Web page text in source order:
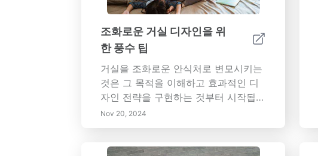
심이 있는 누구에게나 반드시 읽어야
조화로운 거실 디자인을 위
한 풍수 팁
거실을 조화로운 안식처로 변모시키는
것은 그 목적을 이해하고 효과적인 디
자인 전략을 구현하는 것부터 시작됩니
다. 우리의 종합 가이드는 기능성 목표
를 명확히 설정하고, 자연 요소를 통합
Nov 20, 2024